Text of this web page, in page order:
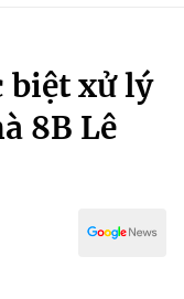
biệt xử lý
8B Lê